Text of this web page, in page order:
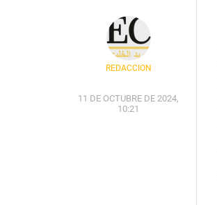
REDACCIÓN
11 DE OCTUBRE DE 2024,
10:21